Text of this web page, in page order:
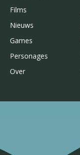
Films
Nieuws
Games
Personages
Over